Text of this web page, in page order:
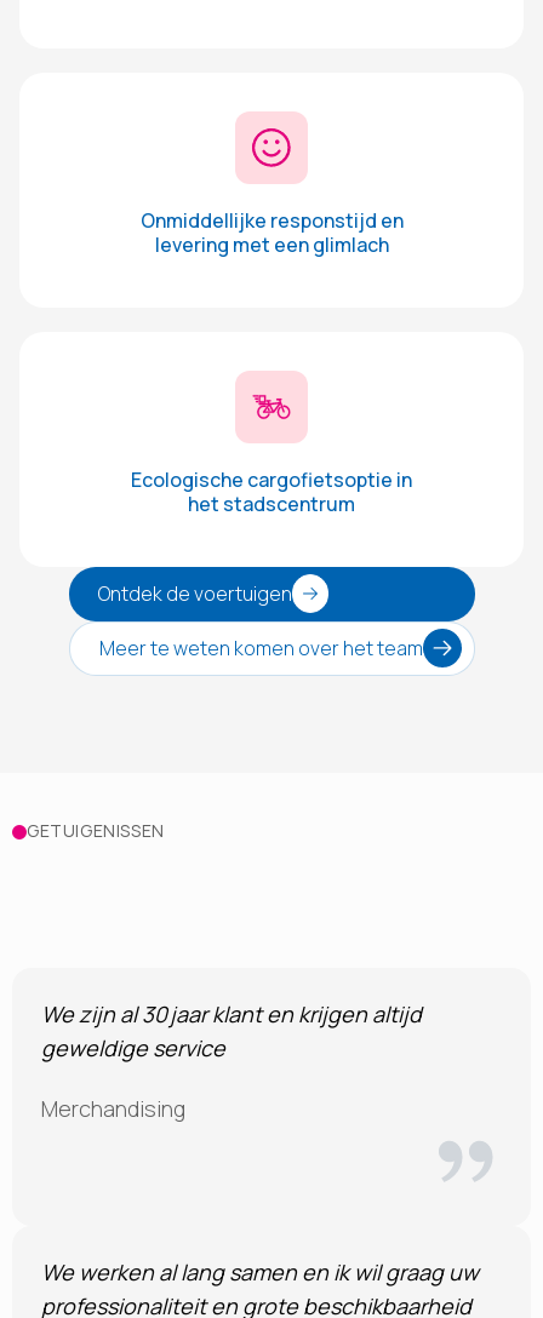
Onmiddellijke responstijd en
levering met een glimlach
Ecologische cargofietsoptie in
het stadscentrum
Ontdek de voertuigen
Meer te weten komen over het team
GETUIGENISSEN
We zijn al 30 jaar klant en krijgen altijd
geweldige service
Merchandising
We werken al lang samen en ik wil graag uw
professionaliteit en grote beschikbaarheid